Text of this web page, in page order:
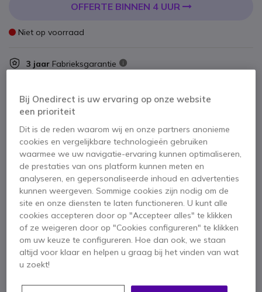
OFFERTE BINNEN 4 UUR
Niet op voorraad
3 jaar Fabrieksgarantie
Belangrijkste kenmerken
Intelligente oplossing voor videoconferenties
Ontworpen voor grote samenwerkingsruimtes
Complete computerbehuizing met systeemintelligentie
Hub met meerdere poorten: verbindt alle apparatuur
XL videoconferentiecamera met 20,3MP sensor
Full HD 1080px resolutie met auto-framing
Glazen ultra-groothoeklens met 95° gezichtsveld
Smart soundbar met HD-audiotechnologie
8-microfoon beamforming array met 4-meter pickup
Extra soundbar met 8 beamforming microfoons
Toon meer
Meegeleverd in de doos
1 X Computer systeem
1 X Smart Sound Bar
1 X extra soundbar
Bij Onedirect is uw ervaring op onze website
een prioriteit
Dit is de reden waarom wij en onze partners anonieme
cookies en vergelijkbare technologieën gebruiken
waarmee we uw navigatie-ervaring kunnen optimaliseren,
de prestaties van ons platform kunnen meten en
analyseren, en gepersonaliseerde inhoud en advertenties
kunnen weergeven. Sommige cookies zijn nodig om de
site en onze diensten te laten functioneren. U kunt alle
cookies accepteren door op "Accepteer alles" te klikken
of ze weigeren door op "Cookies configureren" te klikken
om uw keuze te configureren. Hoe dan ook, we staan
altijd voor klaar en helpen u graag bij het vinden van wat
u zoekt!